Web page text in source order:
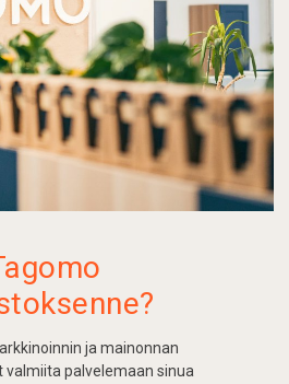
ja mainonnan
palvelemaan sinua